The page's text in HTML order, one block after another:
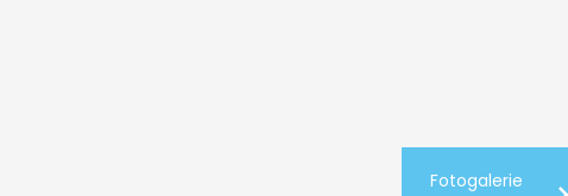
Fotogalerie